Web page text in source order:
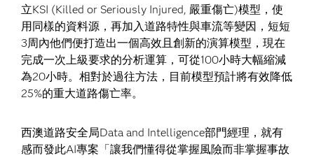
立KSI (Killed or Seriously Injured, 嚴重傷亡)模型，使
用同樣的資料源，再加入道路特性與車流等變因，短短
3周內他們便打造出一個高效且創新的演算模型，現在
完成一次上級要求的分析運算，可從100小時大幅縮減
為20小時。相對於過往方法，目前模型預計將有效降低
25%的重大道路傷亡率。
西澳道路安全局Data and Intelligence部門經理，就有
感而發此AI專案「讓我們懂得從掌握風險而非掌握事故